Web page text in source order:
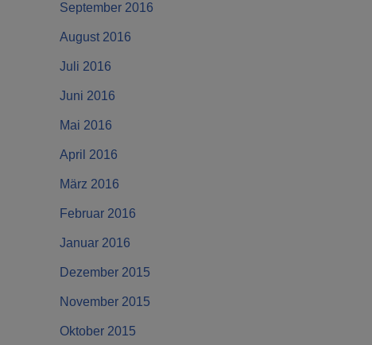
September 2016
August 2016
Juli 2016
Juni 2016
Mai 2016
April 2016
März 2016
Februar 2016
Januar 2016
Dezember 2015
November 2015
Oktober 2015